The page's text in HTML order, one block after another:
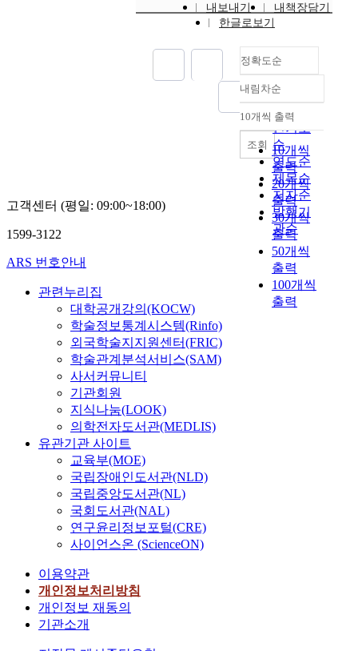
내보내기
내책장담기
한글로보기
정확도순
정확도
순
인기도
순
연도순
제목순
저자순
발행기
관순
내림차순
내림차순
10개씩 출력
10개씩
출력
20개씩
출력
30개씩
출력
50개씩
출력
100개씩
출력
조회
고객센터 (평일: 09:00~18:00)
1599-3122
ARS 번호안내
관련누리집
대학공개강의(KOCW)
학술정보통계시스템(Rinfo)
외국학술지지원센터(FRIC)
학술관계분석서비스(SAM)
사서커뮤니티
기관회원
지식나눔(LOOK)
의학전자도서관(MEDLIS)
유관기관 사이트
교육부(MOE)
국립장애인도서관(NLD)
국립중앙도서관(NL)
국회도서관(NAL)
연구윤리정보포털(CRE)
사이언스온 (ScienceON)
이용약관
개인정보처리방침
개인정보 재동의
기관소개